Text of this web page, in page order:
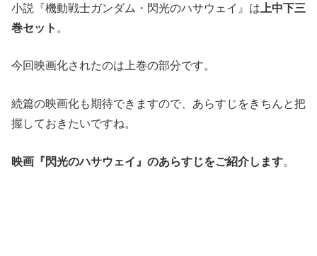
小説『機動戦士ガンダム・閃光のハサウェイ』は 上中下三
巻セット 。
今回映画化されたのは上巻の部分です。
続篇の映画化も期待できますので、あらすじをきちんと把
握しておきたいですね。
映画『閃光のハサウェイ』のあらすじをご紹介します。